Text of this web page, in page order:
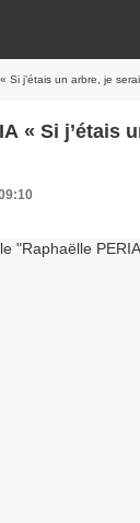
Si j’étais un arbre, je
« Si j’étais